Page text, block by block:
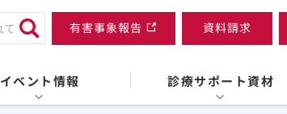
有害事象報告 資料請求
イベント情報 診療サポート資材